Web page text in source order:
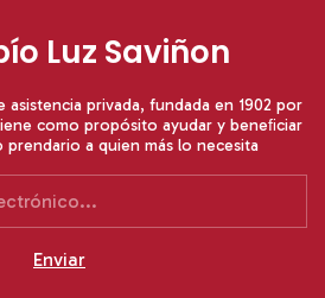
Luz Saviñon
privada, fundada en 1902 por
como propósito ayudar y beneﬁciar
prendario a quien más lo necesita